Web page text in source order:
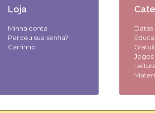
Loja
Minha conta
Perdeu sua senha?
Carrinho
Jogos
Leitura